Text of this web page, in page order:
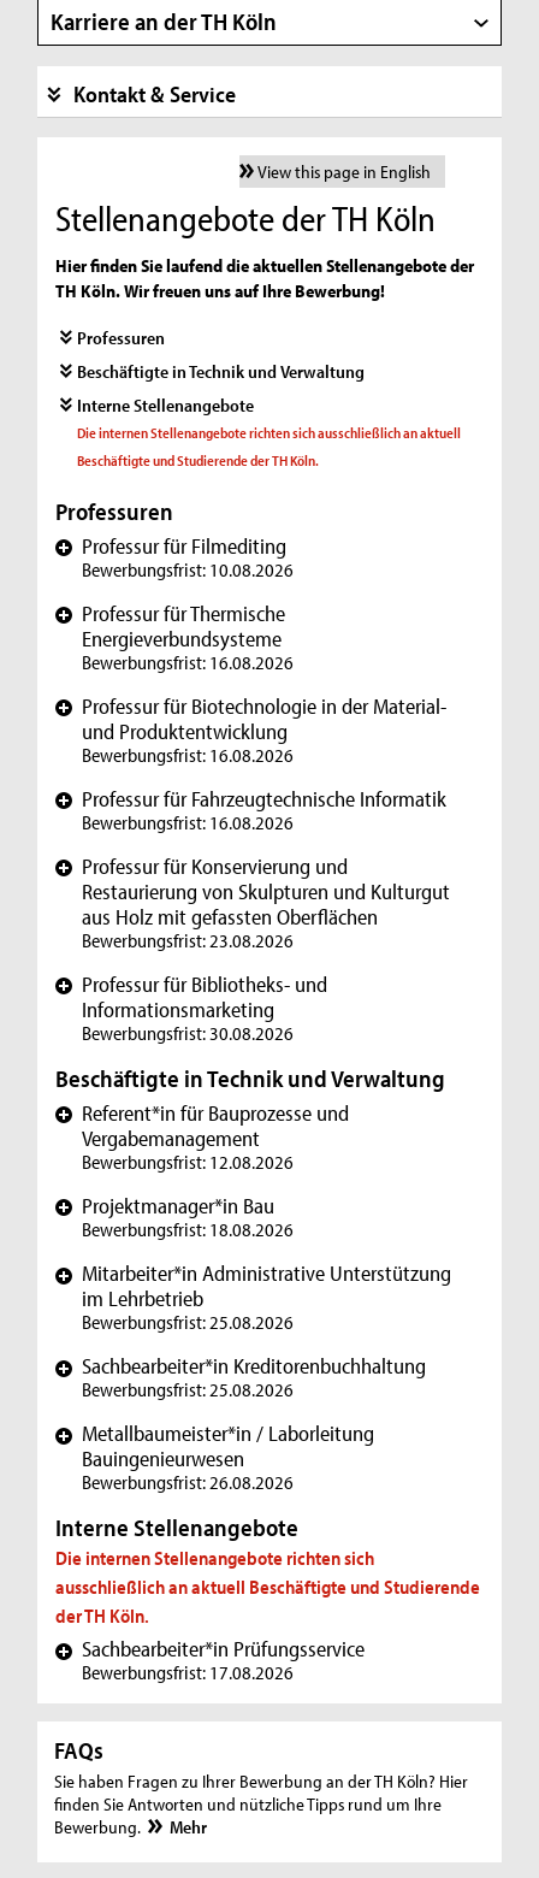
Karriere an der TH Köln
Kontakt & Service
View this page in English
Stellenangebote der TH Köln
Hier finden Sie laufend die aktuellen Stellenangebote der
TH Köln. Wir freuen uns auf Ihre Bewerbung!
Professuren
Beschäftigte in Technik und Verwaltung
Interne Stellenangebote
Die internen Stellenangebote richten sich ausschließlich an aktuell
Beschäftigte und Studierende der TH Köln.
Professuren
+ Professur für Filmediting
Bewerbungsfrist: 10.08.2026
+ Professur für Thermische
Energieverbundsysteme
Bewerbungsfrist: 16.08.2026
+ Professur für Biotechnologie in der Material-
und Produktentwicklung
Bewerbungsfrist: 16.08.2026
+ Professur für Fahrzeugtechnische Informatik
Bewerbungsfrist: 16.08.2026
+ Professur für Konservierung und
Restaurierung von Skulpturen und Kulturgut
aus Holz mit gefassten Oberflächen
Bewerbungsfrist: 23.08.2026
+ Professur für Bibliotheks- und
Informationsmarketing
Bewerbungsfrist: 30.08.2026
Beschäftigte in Technik und Verwaltung
+ Referent*in für Bauprozesse und
Vergabemanagement
Bewerbungsfrist: 12.08.2026
+ Projektmanager*in Bau
Bewerbungsfrist: 18.08.2026
+ Mitarbeiter*in Administrative Unterstützung
im Lehrbetrieb
Bewerbungsfrist: 25.08.2026
+ Sachbearbeiter*in Kreditorenbuchhaltung
Bewerbungsfrist: 25.08.2026
+ Metallbaumeister*in / Laborleitung
Bauingenieurwesen
Bewerbungsfrist: 26.08.2026
Interne Stellenangebote
Die internen Stellenangebote richten sich
ausschließlich an aktuell Beschäftigte und Studierende
der TH Köln.
+ Sachbearbeiter*in Prüfungsservice
Bewerbungsfrist: 17.08.2026
FAQs
Sie haben Fragen zu Ihrer Bewerbung an der TH Köln? Hier
finden Sie Antworten und nützliche Tipps rund um Ihre
Bewerbung.
Mehr